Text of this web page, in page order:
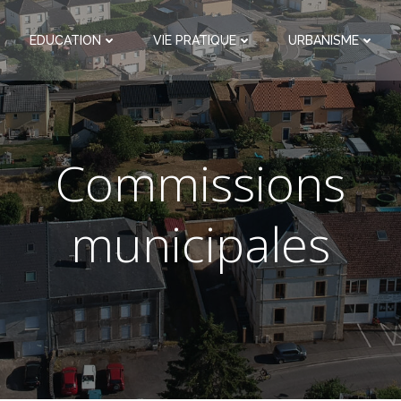
EDUCATION VIE PRATIQUE URBANISME
Commissions
municipales